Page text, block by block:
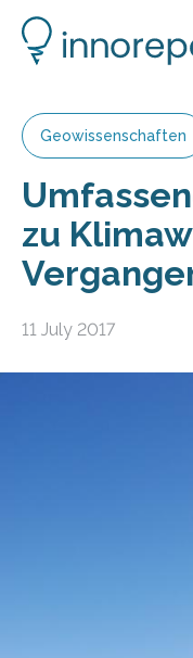
Geowissenschaften
zu
11 July 2017